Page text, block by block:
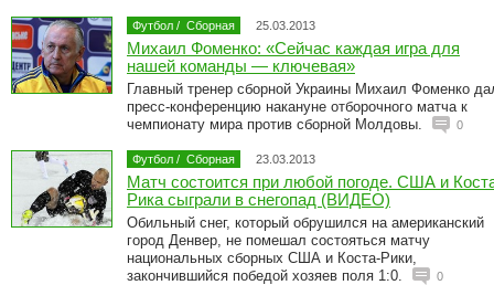
Футбол / Сборная 25.03.2013
Михаил Фоменко: «Сейчас каждая игра для
нашей команды — ключевая»
Главный тренер сборной Украины Михаил Фоменко
пресс-конференцию накануне отборочного матча к
чемпионату мира против сборной Молдовы.
0
Футбол / Сборная 23.03.2013
Матч состоится при любой погоде. США и
Рика сыграли в снегопад (ВИДЕО)
Обильный снег, который обрушился на американский
город Денвер, не помешал состояться матчу
национальных сборных США и Коста-Рики,
закончившийся победой хозяев поля 1:0.
0